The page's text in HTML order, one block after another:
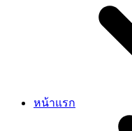
หน้าแรก